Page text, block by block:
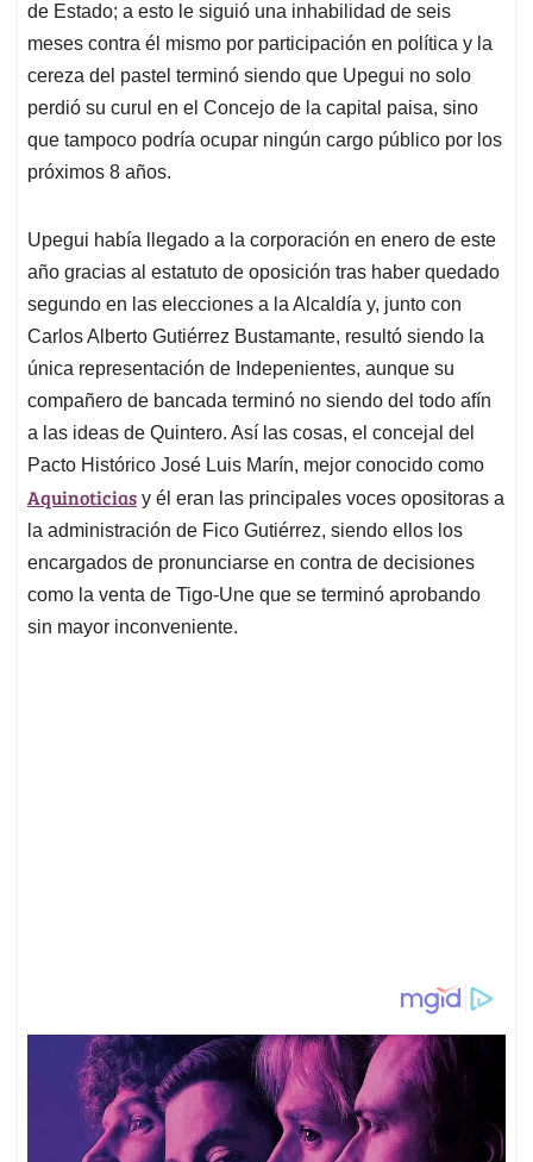
de Estado; a esto le siguió una inhabilidad de seis
meses contra él mismo por participación en política y la
cereza del pastel terminó siendo que Upegui no solo
perdió su curul en el Concejo de la capital paisa, sino
que tampoco podría ocupar ningún cargo público por los
próximos 8 años.
Upegui había llegado a la corporación en enero de este
año gracias al estatuto de oposición tras haber quedado
segundo en las elecciones a la Alcaldía y, junto con
Carlos Alberto Gutiérrez Bustamante, resultó siendo la
única representación de Indepenientes, aunque su
compañero de bancada terminó no siendo del todo afín
a las ideas de Quintero. Así las cosas, el concejal del
Pacto Histórico José Luis Marín, mejor conocido como
Aquinoticias y él eran las principales voces opositoras a
la administración de Fico Gutiérrez, siendo ellos los
encargados de pronunciarse en contra de decisiones
como la venta de Tigo-Une que se terminó aprobando
sin mayor inconveniente.